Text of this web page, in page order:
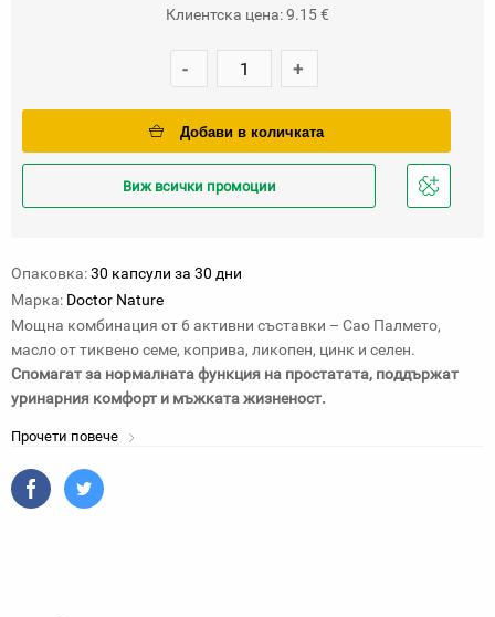
Клиентска цена: 9.15 €
- +
Добави в количката
Виж всички промоции
Добави
Опаковка:30 капсули за 30 дни
Марка: Doctor Nature
Мощна комбинация от 6 активни съставки – Сао Палмето,
масло от тиквено семе, коприва, ликопен, цинк и селен.
Спомагат за нормалната функция на простатата, поддържат
уринарния комфорт и мъжката жизненост.
Прочети повече